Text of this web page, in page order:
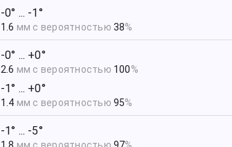
-0° ... -1°
1.6 мм с вероятностью38%
-0° ... +0°
2.6 мм с вероятностью 100%
-1° ... +0°
1.4 мм с вероятностью95%
-1° ... -5°